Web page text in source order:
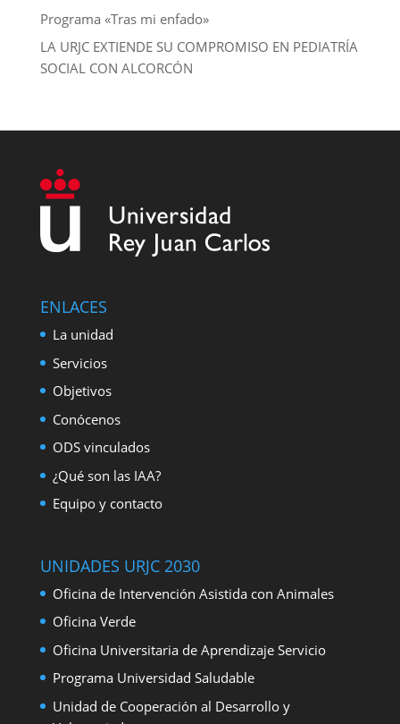
Programa «Tras mi enfado»
LA URJC EXTIENDE SU COMPROMISO EN PEDIATRÍA
SOCIAL CON ALCORCÓN
ENLACES
La unidad
Servicios
Objetivos
Conócenos
ODS vinculados
¿Qué son las IAA?
Equipo y contacto
UNIDADES URJC 2030
Oficina de Intervención Asistida con Animales
Oficina Verde
Oficina Universitaria de Aprendizaje Servicio
Programa Universidad Saludable
Unidad de Cooperación al Desarrollo y